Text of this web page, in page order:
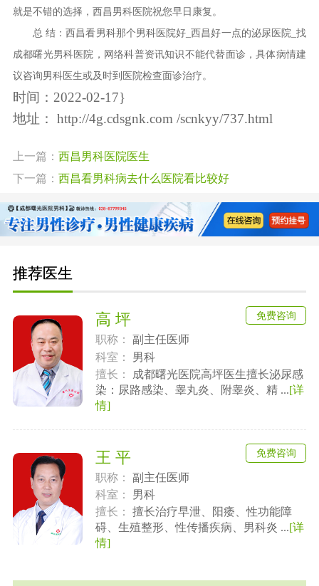
就是不错的选择，西昌男科医院祝您早日康复。
总 结：西昌看男科那个男科医院好_西昌好一点的泌尿医院_找
成都曙光男科医院，网络科普资讯知识不能代替面诊，具体病情建
议咨询男科医生或及时到医院检查面诊治疗。
时间：2022-02-17}
地址：
http://4g.cdsgnk.com /scnkyy/737.html
上一篇： 西昌男科医院医生
下一篇： 西昌看男科病去什么医院看比较好
推荐医生
高 坪
职称：
副主任医师
科室：
男科
擅长：
成都曙光医院高坪医生擅长泌尿感
染：尿路感染、睾丸炎、附睾炎、精 ...[详
情]
免费咨询
王 平
职称：
副主任医师
科室：
男科
擅长：
擅长治疗早泄、阳痿、性功能障
碍、生殖整形、性传播疾病、男科炎 ...[详
情]
免费咨询